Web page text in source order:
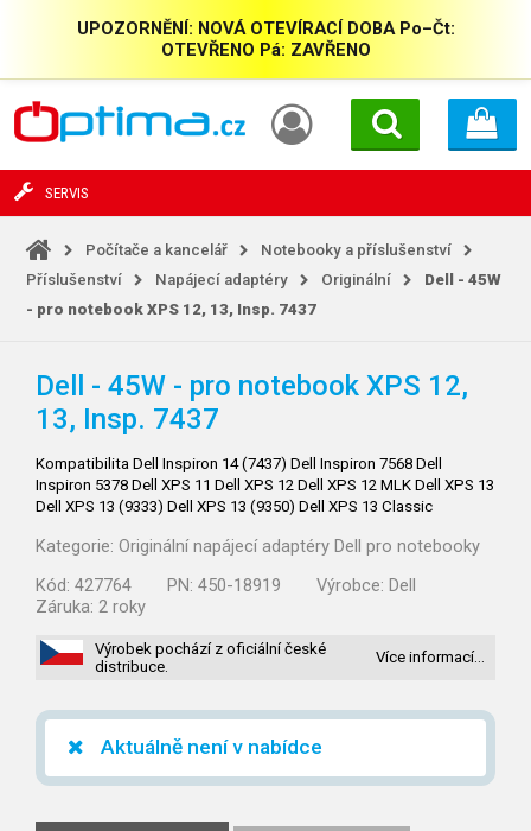
UPOZORNĚNÍ: NOVÁ OTEVÍRACÍ DOBA Po–Čt:
OTEVŘENO Pá: ZAVŘENO
SERVIS
Počítače a kancelář
Notebooky a příslušenství
Příslušenství
Napájecí adaptéry Originální
Dell - 45W
- pro notebook XPS 12, 13, Insp. 7437
Dell - 45W - pro notebook XPS 12,
13, Insp. 7437
Kompatibilita Dell Inspiron 14 (7437) Dell Inspiron 7568 Dell
Inspiron 5378 Dell XPS 11 Dell XPS 12 Dell XPS 12 MLK Dell XPS 13
Dell XPS 13 (9333) Dell XPS 13 (9350) Dell XPS 13 Classic
Kategorie: Originální napájecí adaptéry Dell pro notebooky
Kód: 427764 PN: 450-18919 Výrobce: Dell
Záruka: 2 roky
Výrobek pochází z oficiální české
distribuce.
Více informací…
Aktuálně není v nabídce